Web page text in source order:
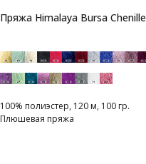
Пряжа Himalaya Bursa Chenille
100% полиэстер, 120 м, 100 гр.
Плюшевая пряжа